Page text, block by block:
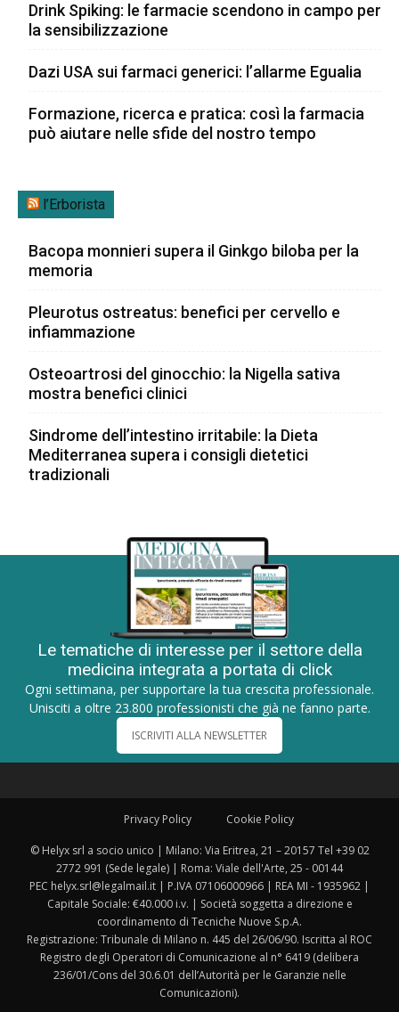
Drink Spiking: le farmacie scendono in campo per
la sensibilizzazione
Dazi USA sui farmaci generici: l’allarme Egualia
Formazione, ricerca e pratica: così la farmacia
può aiutare nelle sfide del nostro tempo
l’Erborista
Bacopa monnieri supera il Ginkgo biloba per la
memoria
Pleurotus ostreatus: benefici per cervello e
infiammazione
Osteoartrosi del ginocchio: la Nigella sativa
mostra benefici clinici
Sindrome dell’intestino irritabile: la Dieta
Mediterranea supera i consigli dietetici
tradizionali
Le tematiche di interesse per il settore della
medicina integrata a portata di click
Ogni settimana, per supportare la tua crescita professionale.
Unisciti a oltre 23.800 professionisti che già ne fanno parte.
ISCRIVITI ALLA NEWSLETTER
Privacy Policy Cookie Policy
© Helyx srl a socio unico | Milano: Via Eritrea, 21 – 20157 Tel +39 02
2772 991 (Sede legale) | Roma: Viale dell'Arte, 25 - 00144
PEC helyx.srl@legalmail.it | P.IVA 07106000966 | REA MI - 1935962 |
Capitale Sociale: €40.000 i.v. | Società soggetta a direzione e
coordinamento di Tecniche Nuove S.p.A.
Registrazione: Tribunale di Milano n. 445 del 26/06/90. Iscritta al ROC
Registro degli Operatori di Comunicazione al n° 6419 (delibera
236/01/Cons del 30.6.01 dell’Autorità per le Garanzie nelle
Comunicazioni).